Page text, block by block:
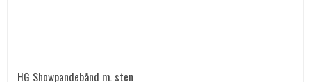
HG Showpandebånd m. sten